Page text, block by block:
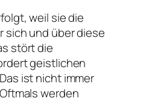
weil sie die
sich und über diese
stört die
geistlichen
ist nicht immer
werden